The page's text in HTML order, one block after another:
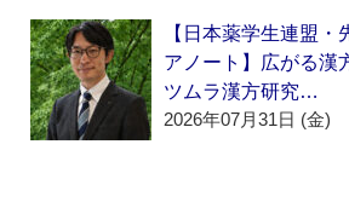
【日本薬学生連盟・
アノート】広がる
ツムラ漢方研究…
2026年07月31日 (金)